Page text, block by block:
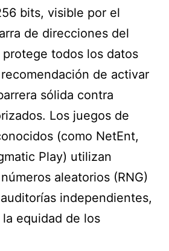
bits, visible por el
de direcciones del
protege todos los datos
de activar
sólida contra
Los juegos de
(como NetEnt,
Play) utilizan
aleatorios (RNG)
independientes,
equidad de los